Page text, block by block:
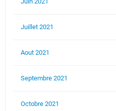
Juillet 2021
Aout 2021
Septembre 2021
Octobre 2021